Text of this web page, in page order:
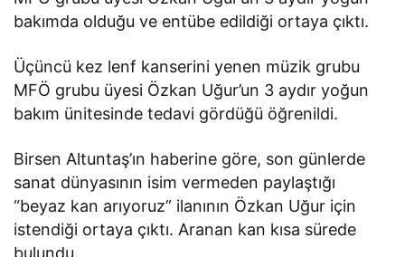
bakımda olduğu ve entübe edildiği ortaya çıktı.
Üçüncü kez lenf kanserini yenen müzik grubu
MFÖ grubu üyesi Özkan Uğur’un 3 aydır yoğun
bakım ünitesinde tedavi gördüğü öğrenildi.
Birsen Altuntaş’ın haberine göre, son günlerde
sanat dünyasının isim vermeden paylaştığı
“beyaz kan arıyoruz” ilanının Özkan Uğur için
istendiği ortaya çıktı. Aranan kan kısa sürede
bulundu.